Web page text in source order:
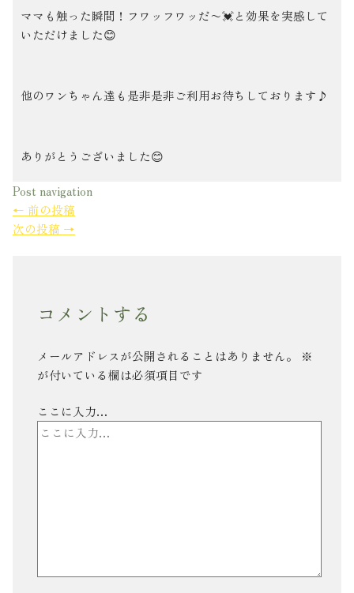
ママも触った瞬間！フワッフワッだ〜💓と効果を実感して
いただけました😊
他のワンちゃん達も是非是非ご利用お待ちしております♪
ありがとうございました😊
Post navigation
← 前の投稿
次の投稿 →
コメントする
メールアドレスが公開されることはありません。
※
が付いている欄は必須項目です
ここに入力…